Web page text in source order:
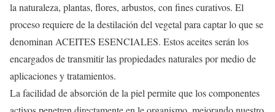
la naturaleza, plantas, flores, arbustos, con fines curativos. El
proceso requiere de la destilación del vegetal para captar lo que se
denominan ACEITES ESENCIALES. Estos aceites serán los
encargados de transmitir las propiedades naturales por medio de
aplicaciones y tratamientos.
La facilidad de absorción de la piel permite que los componentes